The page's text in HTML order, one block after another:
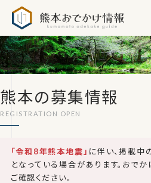
熊本の募集情報
「令和8年熊本地震」 に伴い、掲載中
となっている場合があります。おで
ご確認ください。